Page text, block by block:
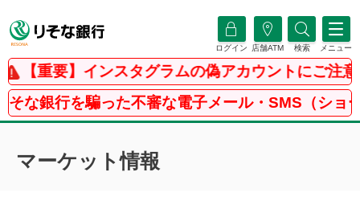
ログイン 店舗ATM 検索 メニュー
【重要】インスタグラムの偽アカウントにご注意
銀行を騙った不審な電子メール・SMS（ショー
マーケット情報